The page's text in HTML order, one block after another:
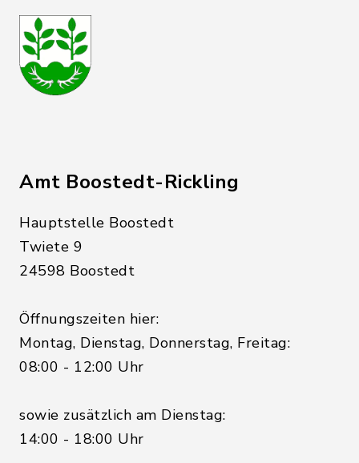
Amt Boostedt-Rickling
Hauptstelle Boostedt
Twiete 9
24598 Boostedt
Öffnungszeiten hier:
Montag, Dienstag, Donnerstag, Freitag:
08:00 - 12:00 Uhr
sowie zusätzlich am Dienstag:
14:00 - 18:00 Uhr